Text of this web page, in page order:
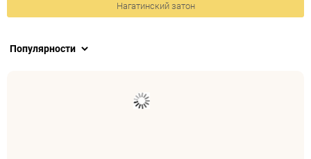
Нагатинский затон